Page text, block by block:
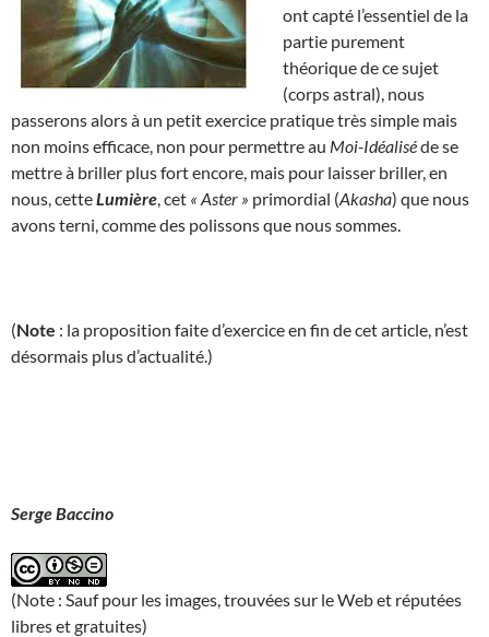
ont capté l’essentiel de la
partie purement
théorique de ce sujet
(corps astral), nous
passerons alors à un petit exercice pratique très simple mais
non moins efficace, non pour permettre au Moi-Idéaliséde se
mettre à briller plus fort encore, mais pour laisser briller, en
nous, cetteLumière , cet « Aster » primordial (Akasha) que nous
avons terni, comme des polissons que nous sommes.
(Note : la proposition faite d’exercice en fin de cet article, n’est
désormais plus d’actualité.)
Serge Baccino
(Note : Sauf pour les images, trouvées sur le Web et réputées
libres et gratuites)